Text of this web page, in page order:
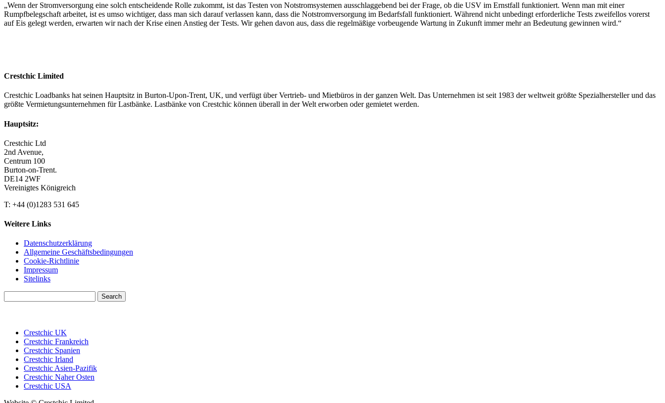
„Wenn der Stromversorgung eine solch entscheidende Rolle zukommt, ist das Testen von Notstromsystemen ausschlaggebend bei der Frage, ob die USV im Ernstfall funktioniert. Wenn man mit einer
Rumpfbelegschaft arbeitet, ist es umso wichtiger, dass man sich darauf verlassen kann, dass die Notstromversorgung im Bedarfsfall funktioniert. Während nicht unbedingt erforderliche Tests zweifellos vorerst
auf Eis gelegt werden, erwarten wir nach der Krise einen Anstieg der Tests. Wir gehen davon aus, dass die regelmäßige vorbeugende Wartung in Zukunft immer mehr an Bedeutung gewinnen wird.“
Crestchic Limited
Crestchic Loadbanks hat seinen Hauptsitz in Burton-Upon-Trent, UK, und verfügt über Vertrieb- und Mietbüros in der ganzen Welt. Das Unternehmen ist seit 1983 der weltweit größte Spezialhersteller und das
größte Vermietungsunternehmen für Lastbänke. Lastbänke von Crestchic können überall in der Welt erworben oder gemietet werden.
Hauptsitz:
Crestchic Ltd
2nd Avenue,
Centrum 100
Burton-on-Trent.
DE14 2WF
Vereinigtes Königreich
T: +44 (0)1283 531 645
Weitere Links
Datenschutzerklärung
Allgemeine Geschäftsbedingungen
Cookie-Richtlinie
Impressum
Sitelinks
for:
Crestchic UK
Crestchic Frankreich
Crestchic Spanien
Crestchic Irland
Crestchic Asien-Pazifik
Crestchic Naher Osten
Crestchic USA